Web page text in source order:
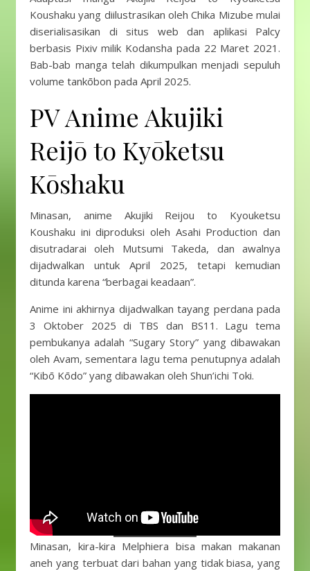
Koushaku yang diilustrasikan oleh Chika Mizube mulai
diserialisasikan di situs web dan aplikasi Palcy
berbasis Pixiv milik Kodansha pada 22 Maret 2021.
Bab-bab manga telah dikumpulkan menjadi sepuluh
volume tankōbon pada April 2025.
PV Anime Akujiki
Reijō to Kyōketsu
Kōshaku
Minasan, anime Akujiki Reijou to Kyouketsu
Koushaku ini diproduksi oleh Asahi Production dan
disutradarai oleh Mutsumi Takeda, dan awalnya
dijadwalkan untuk April 2025, tetapi kemudian
ditunda karena “berbagai keadaan”.
Anime ini akhirnya dijadwalkan tayang perdana pada
3 Oktober 2025 di TBS dan BS11. Lagu tema
pembukanya adalah “Sugary Story” yang dibawakan
oleh Avam, sementara lagu tema penutupnya adalah
“Kibō Kōdo” yang dibawakan oleh Shun’ichi Toki.
Minasan, kira-kira Melphiera bisa makan makanan
aneh yang terbuat dari bahan yang tidak biasa, yang